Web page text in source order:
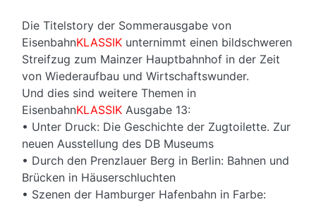
Die Titelstory der Sommerausgabe von
EisenbahnKLASSIK unternimmt einen bildschweren
Streifzug zum Mainzer Hauptbahnhof in der Zeit
von Wiederaufbau und Wirtschaftswunder.
Und dies sind weitere Themen in
EisenbahnKLASSIK Ausgabe 13:
• Unter Druck: Die Geschichte der Zugtoilette. Zur
neuen Ausstellung des DB Museums
• Durch den Prenzlauer Berg in Berlin: Bahnen und
Brücken in Häuserschluchten
• Szenen der Hamburger Hafenbahn in Farbe: